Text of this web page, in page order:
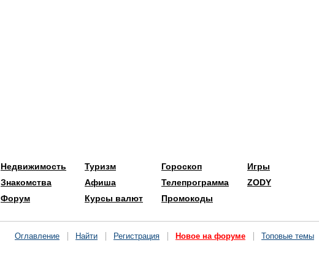
Недвижимость
Знакомства
Форум
Туризм
Афиша
Курсы валют
Гороскоп
Телепрограмма
Промокоды
Игры
ZODY
Оглавление Найти Регистрация Новое на форуме Топовые темы